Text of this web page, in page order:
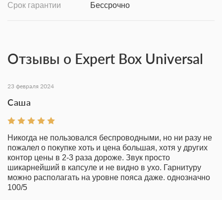
Срок гарантии Бессрочно
Отзывы о Expert Box Universal
23 февраля 2024
Саша
Никогда не пользовался беспроводными, но ни разу не
пожалел о покупке хоть и цена большая, хотя у других
контор цены в 2-3 раза дороже. Звук просто
шикарнейший в капсуле и не видно в ухо. Гарнитуру
можно располагать на уровне пояса даже. однозначно
100/5